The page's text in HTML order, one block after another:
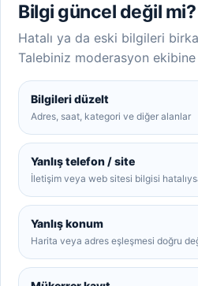
Bilgi güncel değil mi?
Hatalı ya da eski bilgileri
Talebiniz moderasyon ekibine
Bilgileri düzelt
Adres, saat, kategori ve diğer alanlar
Yanlış telefon / site
İletişim veya web sitesi bilgisi
Yanlış konum
Harita veya adres eşleşmesi doğru